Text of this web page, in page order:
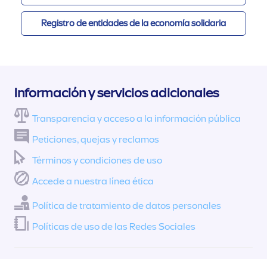
Registro de entidades de la economía solidaria
Información y servicios adicionales
Transparencia y acceso a la información pública
Peticiones, quejas y reclamos
Términos y condiciones de uso
Accede a nuestra línea ética
Política de tratamiento de datos personales
Políticas de uso de las Redes Sociales